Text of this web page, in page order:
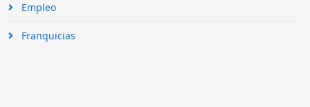
Empleo
Franquicias